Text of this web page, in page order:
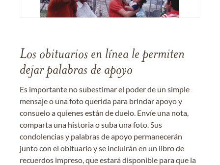
Los obituarios en línea le permiten
dejar palabras de apoyo
Es importante no subestimar el poder de un simple
mensaje o una foto querida para brindar apoyo y
consuelo a quienes están de duelo. Envíe una nota,
comparta una historia o suba una foto. Sus
condolencias y palabras de apoyo permanecerán
junto con el obituario y se incluirán en un libro de
recuerdos impreso, que estará disponible para que la